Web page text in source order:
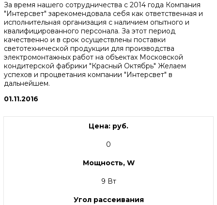
За время нашего сотрудничества с 2014 года Компания
"Интерсвет" зарекомендовала себя как ответственная и
исполнительная организация с наличием опытного и
квалифицированного персонала. За этот период
качественно и в срок осуществлены поставки
светотехнической продукции для производства
электромонтажных работ на объектах Московской
кондитерской фабрики "Красный Октябрь" Желаем
успехов и процветания компании "Интерсвет" в
дальнейшем.
01.11.2016
Цена: руб.
0
Мощность, W
9 Вт
Угол рассеивания